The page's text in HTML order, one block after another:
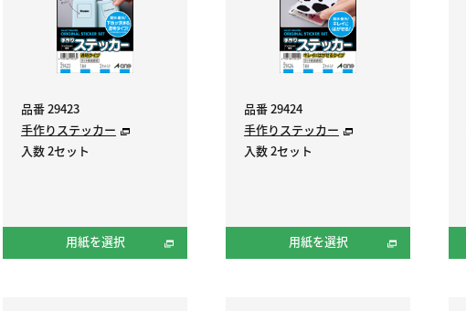
品番 29423
手作りステッカー
入数 2セット
用紙を選択
品番 29424
手作りステッカー
入数 2セット
用紙を選択